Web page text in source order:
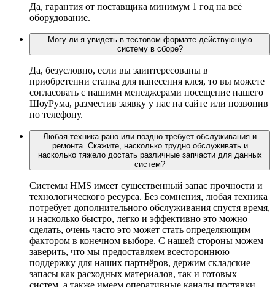
Да, гарантия от поставщика минимум 1 год на всё
оборудование.
Могу ли я увидеть в тестовом формате действующую
систему в сборе?
Да, безусловно, если вы заинтересованы в
приобретении станка для нанесения клея, то вы можете
согласовать с нашими менеджерами посещение нашего
ШоуРума, разместив заявку у нас на сайте или позвонив
по телефону.
Любая техника рано или поздно требует обслуживания и
ремонта. Скажите, насколько трудно обслуживать и
насколько тяжело достать различные запчасти для данных
систем?
Системы HMS имеет существенный запас прочности и
технологического ресурса. Без сомнения, любая техника
потребует дополнительного обслуживания спустя время,
и насколько быстро, легко и эффективно это можно
сделать, очень часто это может стать определяющим
фактором в конечном выборе. С нашей стороны можем
заверить, что мы предоставляем всестороннюю
поддержку для наших партнёров, держим складские
запасы как расходных материалов, так и готовых
систем, а также имеем оперативные каналы поставки.